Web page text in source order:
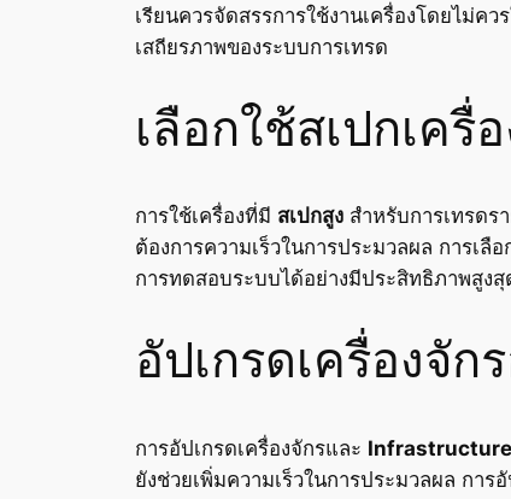
เรียนควรจัดสรรการใช้งานเครื่องโดยไม่ค
เสถียรภาพของระบบการเทรด
เลือกใช้สเปกเค
การใช้เครื่องที่มี สเปกสูง สำหรับการเทรดร
ต้องการความเร็วในการประมวลผล การเ
การทดสอบระบบได้อย่างมีประสิทธิภาพสูงสุ
อัปเกรดเครื่องจัก
การอัปเกรดเครื่องจักรและ Infrastructure
ยังช่วยเพิ่มความเร็วในการประมวลผล กา